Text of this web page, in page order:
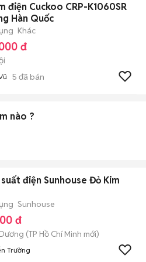
điện Cuckoo CRP-K1060SR
Hàn Quốc
Khác
đ
5 đã bán
nào ?
điện Sunhouse Đỏ Kim
Sunhouse
đ
(TP Hồ Chí Minh mới)
Trường